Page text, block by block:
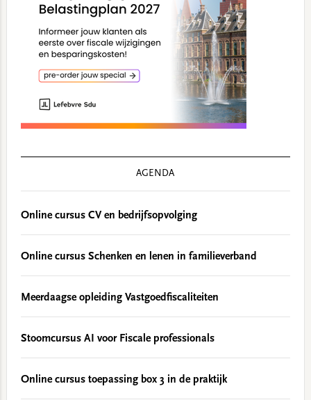
AGENDA
Online cursus CV en bedrijfsopvolging
Online cursus Schenken en lenen in familieverband
Meerdaagse opleiding Vastgoedfiscaliteiten
Stoomcursus AI voor Fiscale professionals
Online cursus toepassing box 3 in de praktijk